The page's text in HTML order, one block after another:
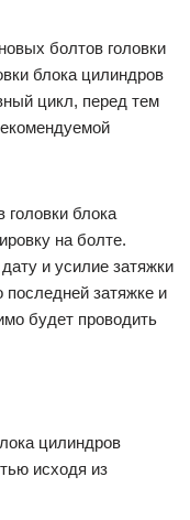
болтов головки
блока цилиндров
цикл, перед тем
головки блока
на болте.
и усилие затяжки
затяжке и
будет проводить
цилиндров
исходя из